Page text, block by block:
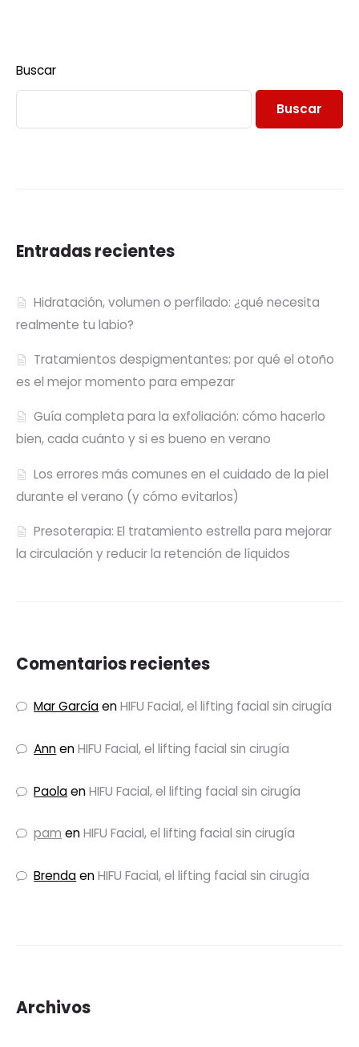
Buscar
Buscar
Entradas recientes
Hidratación, volumen o perfilado: ¿qué necesita
realmente tu labio?
Tratamientos despigmentantes: por qué el otoño
es el mejor momento para empezar
Guía completa para la exfoliación: cómo hacerlo
bien, cada cuánto y si es bueno en verano
Los errores más comunes en el cuidado de la piel
durante el verano (y cómo evitarlos)
Presoterapia: El tratamiento estrella para mejorar
la circulación y reducir la retención de líquidos
Comentarios recientes
Mar GarcíaenHIFU Facial, el lifting facial sin cirugía
AnnenHIFU Facial, el lifting facial sin cirugía
PaolaenHIFU Facial, el lifting facial sin cirugía
pam enHIFU Facial, el lifting facial sin cirugía
BrendaenHIFU Facial, el lifting facial sin cirugía
Archivos